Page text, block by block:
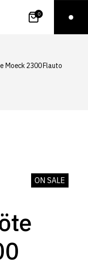
0
Moeck 2300 Flauto
ON SALE